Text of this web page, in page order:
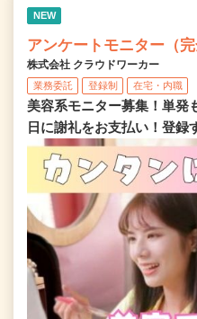
NEW
アンケートモニター（完
株式会社 クラウドワーカー
業務委託 登録制 在宅・内職
美容系モニター募集！単発
日に謝礼をお支払い！登録